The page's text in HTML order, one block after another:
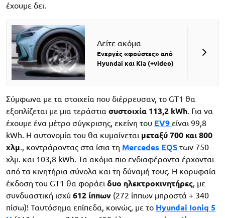
έχουμε δει.
Δείτε ακόμα
Ενεργές «φούστες» από
Hyundai και Kia (+video)
Σύμφωνα με τα στοιχεία που διέρρευσαν, το GT1 θα
εξοπλίζεται με μια τεράστια συστοιχία 113,2 kWh. Για να
έχουμε ένα μέτρο σύγκρισης, εκείνη του EV9 είναι 99,8
kWh. Η αυτονομία του θα κυμαίνεται μεταξύ 700 και 800
χλμ., κοντράροντας στα ίσια τη Mercedes EQS των 750
χλμ. και 103,8 kWh. Τα ακόμα πιο ενδιαφέροντα έρχονται
από τα κινητήρια σύνολα και τη δύναμή τους. Η κορυφαία
έκδοση του GT1 θα φοράει δυο ηλεκτροκινητήρες, με
συνδυαστική ισχύ 612 ίππων (272 ίππων μπροστά + 340
πίσω)! Ταυτόσημα επίπεδα, κοινώς, με το Hyundai Ioniq 5